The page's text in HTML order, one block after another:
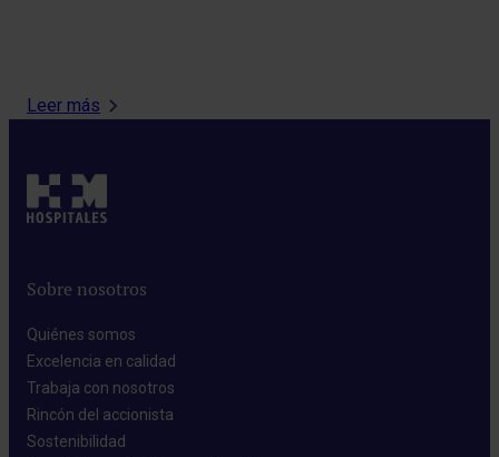
Leer más
Sobre nosotros
Quiénes somos​
Excelencia en calidad​
Trabaja con nosotros​
Rincón del accionista​
Sostenibilidad​